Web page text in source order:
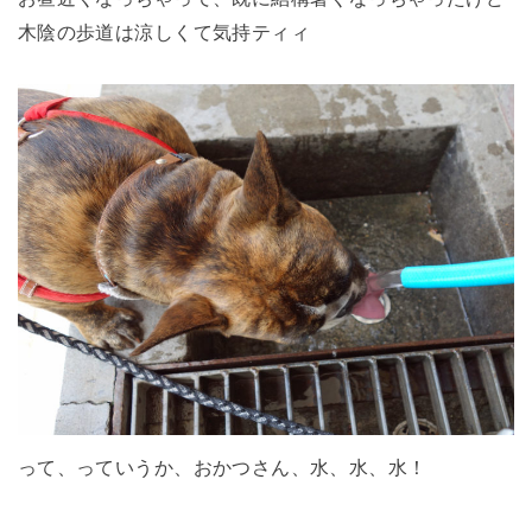
木陰の歩道は涼しくて気持ティィ
って、っていうか、おかつさん、水、水、水！